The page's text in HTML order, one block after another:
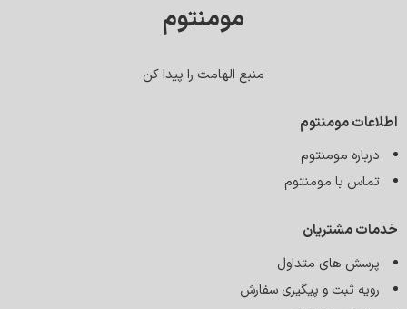
مومنتوم
منبع الهامت را پیدا کن
اطلاعات مومنتوم
درباره مومنتوم
تماس با مومنتوم
خدمات مشتریان
پرسش های متداول
رویه ثبت و پیگیری سفارش